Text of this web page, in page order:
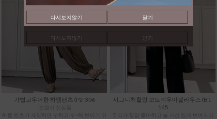
가볍고우아한 하렘팬츠 (P2-306
:간절기 신상품
하렘 팬츠가 자칫하면 부하고 부~해 보이기 쉬
시그니처찰랑 보트넥우아블라우스 (B1-
145
우리가 정말 좋아하고 늘 자신 있게 보여드리
다시보지않기 닫기
다시보지않기 닫기